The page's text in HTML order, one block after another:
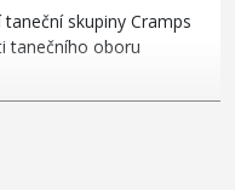
skupiny Cramps
tanečního oboru